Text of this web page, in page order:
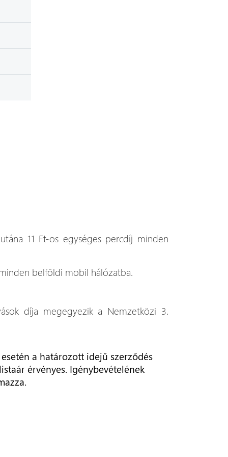
11 Ft-os egységes percdíj minden
belföldi mobil hálózatba.
díja megegyezik a Nemzetközi 3.
a határozott idejű szerződés
érvényes. Igénybevételének